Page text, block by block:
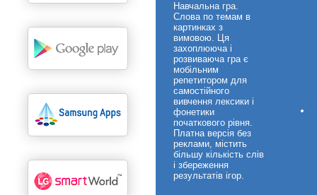
Навчальна гра.
Слова по темам в
картинках з
вимовою. Ця
захоплююча і
розвиваюча гра є
мобільним
репетитором для
самостійного
вивчення лексики і
фонетики
початкового рівня.
Платна версія без
реклами, містить
більшу кількість слів
і збереження
результатів ігор.